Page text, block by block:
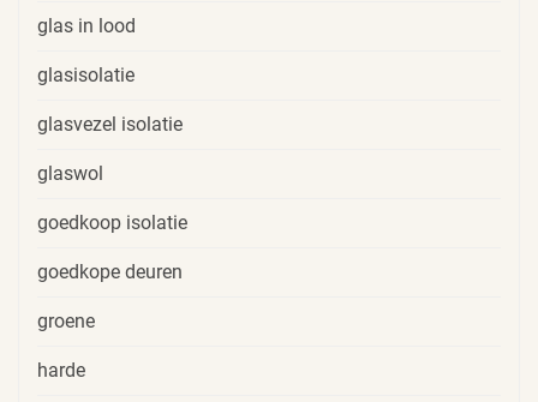
glas in lood
glasisolatie
glasvezel isolatie
glaswol
goedkoop isolatie
goedkope deuren
groene
harde